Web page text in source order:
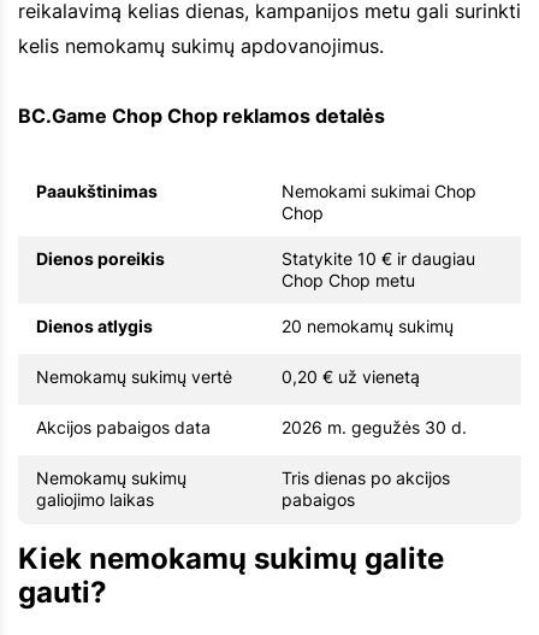
reikalavimą kelias dienas, kampanijos metu gali surinkti
kelis nemokamų sukimų apdovanojimus.
BC.Game Chop Chop reklamos detalės
Paaukštinimas
Nemokami sukimai Chop
Chop
Dienos poreikis
Statykite 10 € ir daugiau
Chop Chop metu
Dienos atlygis 20 nemokamų sukimų
Nemokamų sukimų vertė 0,20 € už vienetą
Akcijos pabaigos data 2026 m. gegužės 30 d.
Nemokamų sukimų
galiojimo laikas
Tris dienas po akcijos
pabaigos
Kiek nemokamų sukimų galite
gauti?